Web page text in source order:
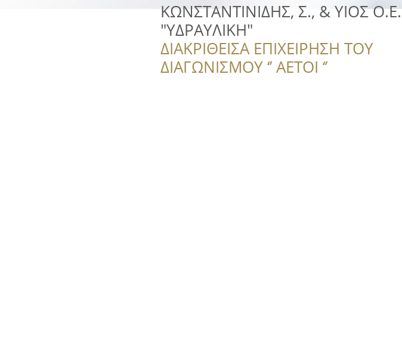
ΚΩΝΣΤΑΝΤΙΝΙΔΗΣ, Σ., & ΥΙΟΣ Ο.Ε.
"ΥΔΡΑΥΛΙΚΗ"
ΔΙΑΚΡΙΘΕΙΣΑ ΕΠΙΧΕΙΡΗΣΗ ΤΟΥ
ΔΙΑΓΩΝΙΣΜΟΥ ‘’ ΑΕΤΟΙ ‘’